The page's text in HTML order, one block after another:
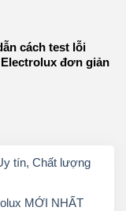
cách test lỗi
Electrolux đơn giản
tín, Chất lượng
MỚI NHẤT